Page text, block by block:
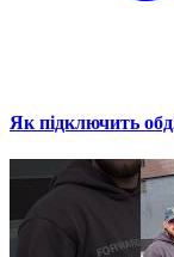
Як підключить